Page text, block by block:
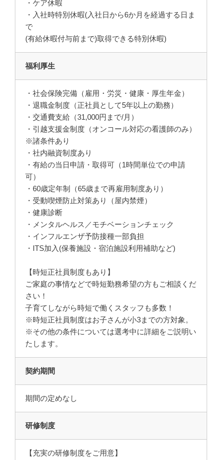
・ケア休暇
・入社時特別休暇(入社日から6か月を経過する日ま
で
(有給休暇付与前まで)取得できる特別休暇)
福利厚生
・社会保険完備（雇用・労災・健康・厚生年金）
・退職金制度（正社員として5年以上の勤務）
・交通費支給（31,000円まで/月）
・引越支援金制度（オンコール対応の看護師のみ）
※諸条件あり
・社内融資制度あり
・有給の当日申請・取得可（1時間単位での申請
可）
・60歳定年制（65歳まで再雇用制度あり）
・受動喫煙防止対策あり（屋内禁煙）
・健康診断
・メンタルヘルス／モチベーションチェック
・インフルエンザ予防接種一部負担
・ITS加入(保養施設・宿泊施設利用補助など)
【時短正社員制度もあり】
ご家庭の事情などで時短勤務希望の方もご相談くだ
さい！
子育てしながら時短で働くスタッフも多数！
※時短正社員制度はお子さんが小3までの方対象。
※その他の条件については選考中に詳細をご説明い
たします。
契約期間
期間の定めなし
研修制度
【充実の研修制度をご用意】